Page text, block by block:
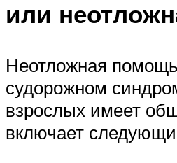
или
Неотложная
судорожном
взрослых имеет
включает